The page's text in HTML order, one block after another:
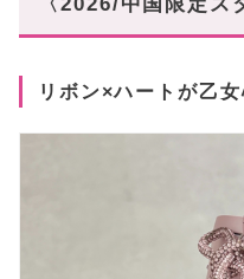
リボン×ハートが乙